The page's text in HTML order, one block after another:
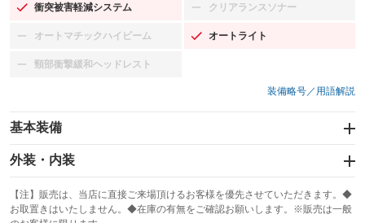
衝突被害軽減システム
：装備あり クリアランスソナー
：装備なし
オートマチックハイビーム
：装備なし オートライト
：装備あり
頸部衝撃緩和ヘッドレスト
：装備なし
装備略号／用語解説
基本装備
エアバッグ：運転席/助手席/サイド
：装備あり
：装備なし
サンルーフ
：装備なし ABS
外装・内装
カーナビ
：装備なし
TV：フルセグ
【注】販売は、当店に直接ご来場頂けるお客様を優先させていただきます。◆
お取置きはいたしません。◆在庫の有無をご確認お願いします。※販売は一般